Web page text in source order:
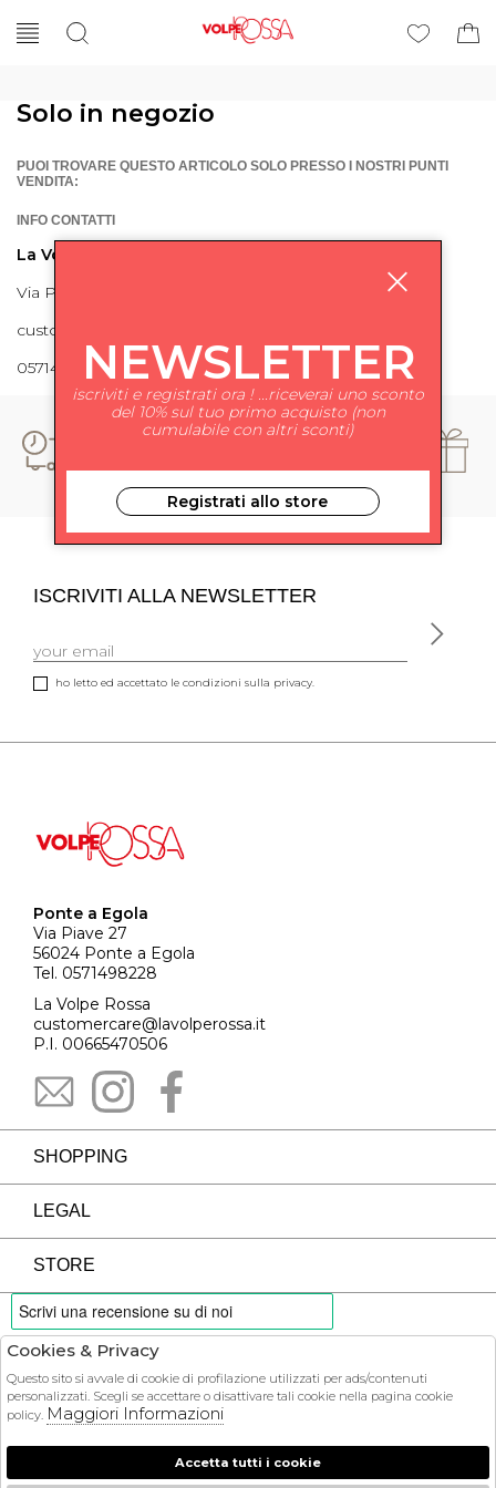
Solo in negozio
PUOI TROVARE QUESTO ARTICOLO SOLO PRESSO I NOSTRI PUNTI
VENDITA:
INFO CONTATTI
La Volpe Rossa
Via Piave 27 56024 Ponte a Egola
customercare@lavolperossa.it
0571498228
ISCRIVITI ALLA NEWSLETTER
ho letto ed accettato le condizioni sulla privacy.
Ponte a Egola
Via Piave 27
56024 Ponte a Egola
Tel. 0571498228
La Volpe Rossa
customercare@lavolperossa.it
P.I. 00665470506
SHOPPING
LEGAL
STORE
PAYMENTS
COURIER
NEWSLETTER
iscriviti e registrati ora ! ...riceverai uno sconto
del 10% sul tuo primo acquisto (non
cumulabile con altri sconti)
Registrati allo store
Cookies & Privacy
Questo sito si avvale di cookie di profilazione utilizzati per ads/contenuti
personalizzati. Scegli se accettare o disattivare tali cookie nella pagina cookie
policy. Maggiori Informazioni
Accetta tutti i cookie